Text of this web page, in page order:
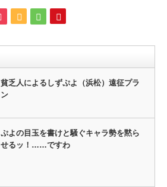
貧乏人によるしずぷよ（浜松）遠征プラ
ン
ぷよの目玉を書けと騒ぐキャラ勢を黙ら
せるッ！……ですわ